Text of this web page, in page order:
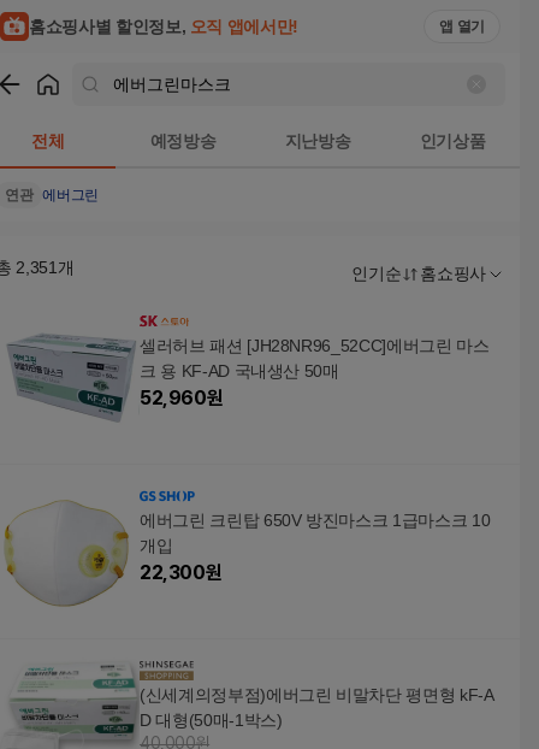
홈쇼핑사별 할인정보, 오직 앱에서만! 앱 열기
전체 예정방송 지난방송 인기상품
연관 에버그린
2,351 개 인기순 홈쇼핑사
셀러허브 패션 [JH28NR96_52CC]에버그린 마스
크 용 KF-AD 국내생산 50매
52,960원
에버그린 크린탑 650V 방진마스크 1급마스크 10
개입
22,300원
(신세계의정부점)에버그린 비말차단 평면형 kF-A
D 대형(50매-1박스)
40,000원